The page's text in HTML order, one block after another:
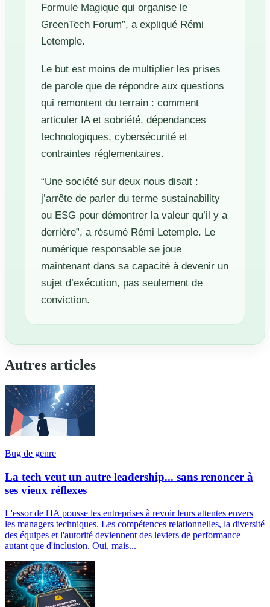
Formule Magique qui organise le
GreenTech Forum”, a expliqué Rémi
Letemple.
Le but est moins de multiplier les prises
de parole que de répondre aux questions
qui remontent du terrain : comment
articuler IA et sobriété, dépendances
technologiques, cybersécurité et
contraintes réglementaires.
“Une société sur deux nous disait :
j’arrête de parler du terme sustainability
ou ESG pour démontrer la valeur qu’il y a
derrière”, a résumé Rémi Letemple. Le
numérique responsable se joue
maintenant dans sa capacité à devenir un
sujet d’exécution, pas seulement de
conviction.
Autres articles
Bug de genre
La tech veut un autre leadership... sans renoncer à
ses vieux réflexes
L'essor de l'IA pousse les entreprises à revoir leurs attentes envers
les managers techniques. Les compétences relationnelles, la diversité
des équipes et l'autorité deviennent des leviers de performance
autant que d'inclusion. Oui, mais...